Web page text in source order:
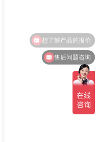
想了解产品的报价
售后问题咨询